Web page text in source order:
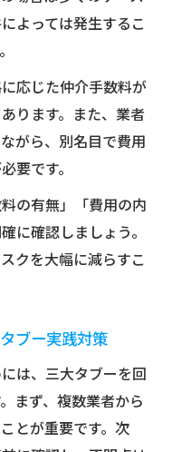
よっては発生するこ
応じた仲介手数料が
ります。また、業者
がら、別名目で費用
要です。
の有無」「費用の内
に確認しましょう。
クを大幅に減らすこ
ブー実践対策
は、三大タブーを回
まず、複数業者から
とが重要です。次